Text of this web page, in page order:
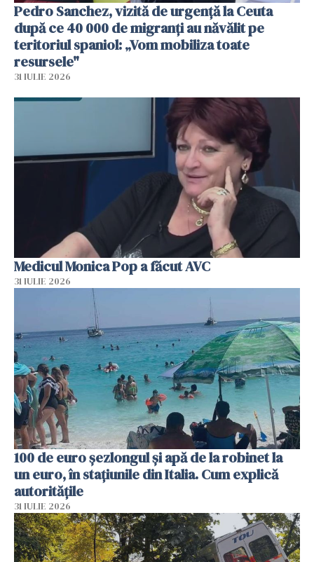
Pedro Sanchez, vizită de urgență la Ceuta
după ce 40 000 de migranți au năvălit pe
teritoriul spaniol: „Vom mobiliza toate
resursele"
31 IULIE 2026
Medicul Monica Pop a făcut AVC
31 IULIE 2026
100 de euro șezlongul și apă de la robinet la
un euro, în stațiunile din Italia. Cum explică
autoritățile
31 IULIE 2026